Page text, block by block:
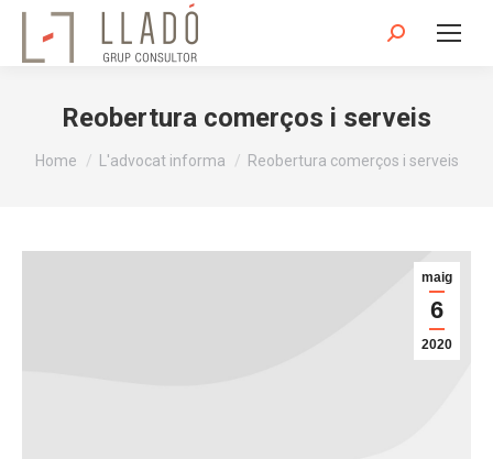
Search:
Reobertura comerços i serveis
You are here:
Home L'advocat informa Reobertura comerços i serveis
maig
6
2020